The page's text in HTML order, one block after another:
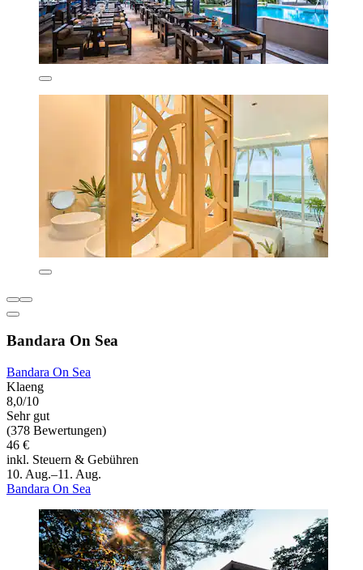
Bandara On Sea
Bandara On Sea
Klaeng
8,0/10
Sehr gut
(378 Bewertungen)
46 €
inkl. Steuern & Gebühren
10. Aug.–11. Aug.
Bandara On Sea